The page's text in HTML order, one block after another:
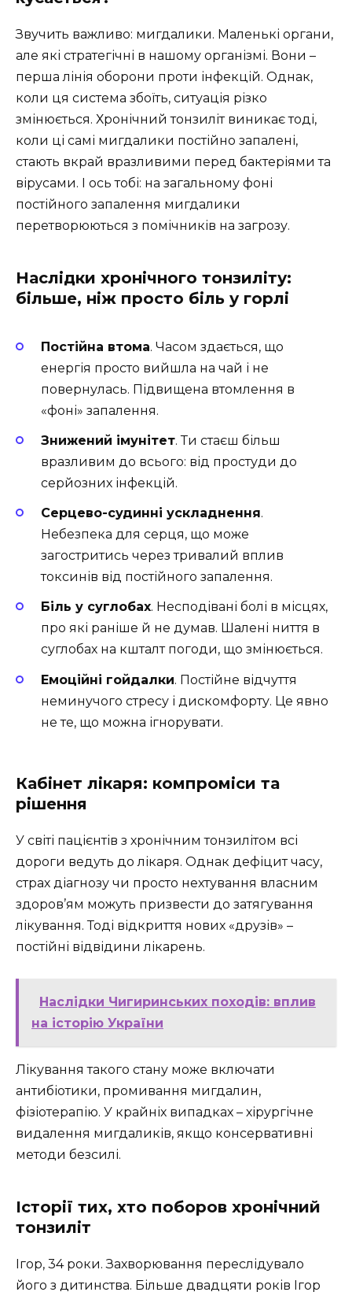
Звучить важливо: мигдалики. Маленькі органи,
але які стратегічні в нашому організмі. Вони –
перша лінія оборони проти інфекцій. Однак,
коли ця система збоїть, ситуація різко
змінюється. Хронічний тонзиліт виникає тоді,
коли ці самі мигдалики постійно запалені,
стають вкрай вразливими перед бактеріями та
вірусами. І ось тобі: на загальному фоні
постійного запалення мигдалики
перетворюються з помічників на загрозу.
Наслідки хронічного тонзиліту:
більше, ніж просто біль у горлі
Постійна втома. Часом здається, що
енергія просто вийшла на чай і не
повернулась. Підвищена втомлення в
«фоні» запалення.
Знижений імунітет. Ти стаєш більш
вразливим до всього: від простуди до
серйозних інфекцій.
Серцево-судинні ускладнення.
Небезпека для серця, що може
загостритись через тривалий вплив
токсинів від постійного запалення.
Біль у суглобах. Несподівані болі в місцях,
про які раніше й не думав. Шалені ниття в
суглобах на кшталт погоди, що змінюється.
Емоційні гойдалки. Постійне відчуття
неминучого стресу і дискомфорту. Це явно
не те, що можна ігнорувати.
Кабінет лікаря: компроміси та
рішення
У світі пацієнтів з хронічним тонзилітом всі
дороги ведуть до лікаря. Однак дефіцит часу,
страх діагнозу чи просто нехтування власним
здоров’ям можуть призвести до затягування
лікування. Тоді відкриття нових «друзів» –
постійні відвідини лікарень.
Наслідки Чигиринських походів: вплив
на історію України
Лікування такого стану може включати
антибіотики, промивання мигдалин,
фізіотерапію. У крайніх випадках – хірургічне
видалення мигдаликів, якщо консервативні
методи безсилі.
Історії тих, хто поборов хронічний
тонзиліт
Ігор, 34 роки. Захворювання переслідувало
його з дитинства. Більше двадцяти років Ігор